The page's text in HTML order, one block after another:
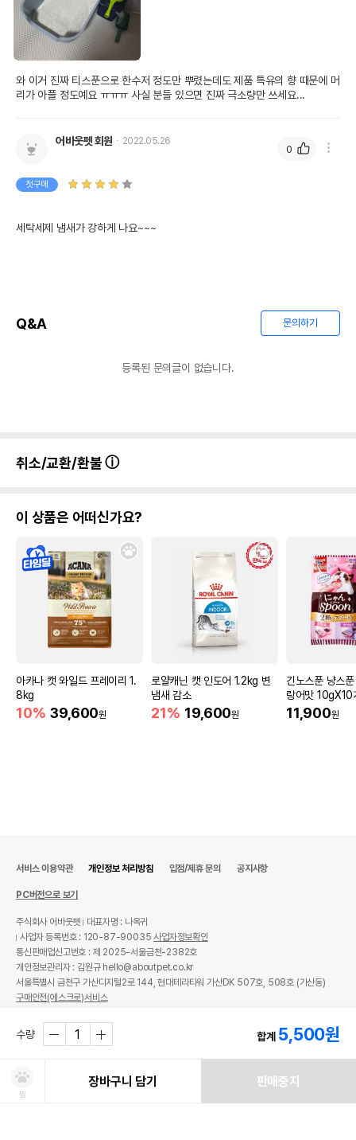
와 이거 진짜 티스푼으로 한수저 정도만 뿌렸는데도 제품 특유의 향 때문에 머
리가 아플 정도예요 ㅠㅠㅠ 사실 분들 있으면 진짜 극소량만 쓰세요...
어바웃펫 회원 2022.05.26
첫구매
세탁세제 냄새가 강하게 나요~~~
0
Q&A 문의하기
등록된 문의글이 없습니다.
취소/교환/환불
이 상품은 어떠신가요?
아카나 캣 와일드 프레이리 1.
8kg
10% 39,600원
로얄캐닌 캣 인도어 1.2kg 변
냄새 감소
21% 19,600원
긴노스푼 냥스
랑어맛 10gX10
11,900원
수량 합계 5,500원
찜
장바구니 담기 판매중지
서비스 이용약관 개인정보 처리방침 입점/제휴 문의 공지사항
PC버전으로 보기
주식회사 어바웃펫
대표자명 : 나옥귀
사업자 등록번호 : 120-87-90035사업자정보확인
통신판매업신고번호 : 제 2025-서울금천-2382호
개인정보관리자 : 김원규 hello@aboutpet.co.kr
서울특별시 금천구 가산디지털2로 144, 현대테라타워 가산DK 507호, 508호 (가산동)
구매안전(에스크로)서비스